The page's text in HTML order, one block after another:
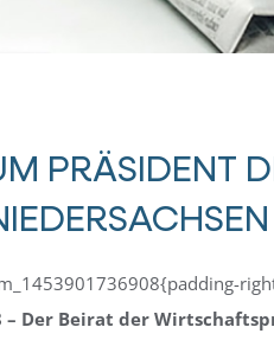
PRÄSIDENT
– Der Beirat der